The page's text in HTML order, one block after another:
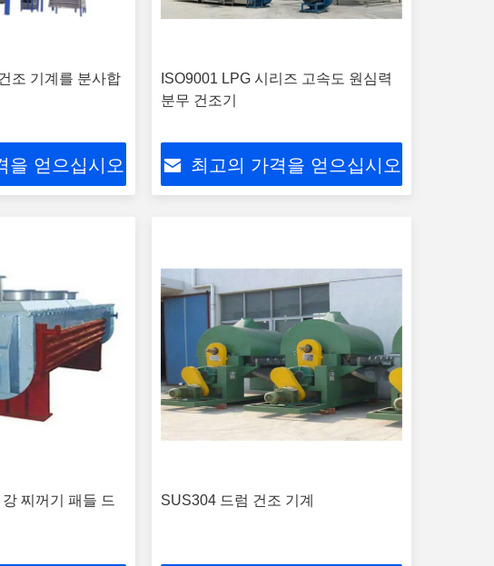
조 기계를 분사합
을 얻으십시오
ISO9001 LPG 시리즈 고속도 원심력
분무 건조기
최고의 가격을 얻으십시오
찌꺼기 패들 드
SUS304 드럼 건조 기계